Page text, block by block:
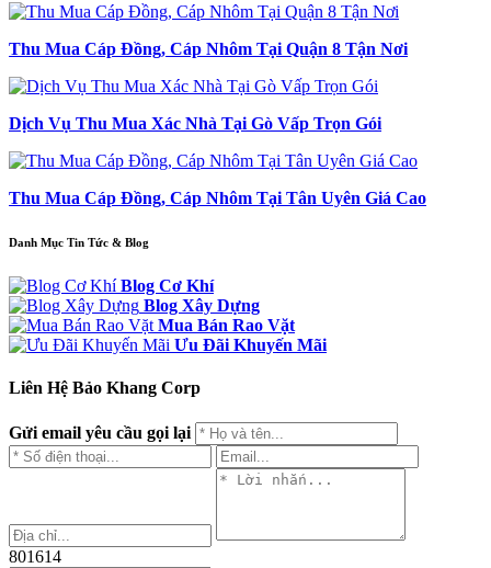
Thu Mua Cáp Đồng, Cáp Nhôm Tại Quận 8 Tận Nơi
Dịch Vụ Thu Mua Xác Nhà Tại Gò Vấp Trọn Gói
Thu Mua Cáp Đồng, Cáp Nhôm Tại Tân Uyên Giá Cao
Danh Mục Tin Tức & Blog
Blog Cơ Khí
Blog Xây Dựng
Mua Bán Rao Vặt
Ưu Đãi Khuyến Mãi
Liên Hệ Bảo Khang Corp
Gửi email yêu cầu gọi lại
801614